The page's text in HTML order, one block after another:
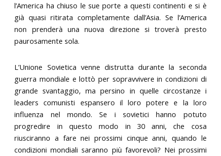
l’America ha chiuso le sue porte a questi continenti e si è
già quasi ritirata completamente dall’Asia. Se l’America
non prenderà una nuova direzione si troverà presto
paurosamente sola.
L’Unione Sovietica venne distrutta durante la seconda
guerra mondiale e lottò per sopravvivere in condizioni di
grande svantaggio, ma persino in quelle circostanze i
leaders comunisti espansero il loro potere e la loro
influenza nel mondo. Se i sovietici hanno potuto
progredire in questo modo in 30 anni, che cosa
riusciranno a fare nei prossimi cinque anni, quando le
condizioni mondiali saranno più favorevoli? Nei prossimi